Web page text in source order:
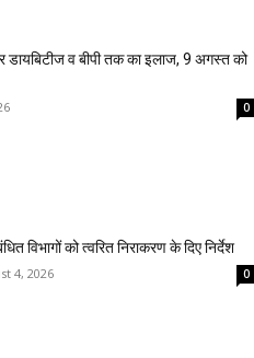
डायबिटीज व बीपी तक का इलाज, 9 अगस्त को
0
को त्वरित निराकरण के दिए निर्देश
4, 2026 0